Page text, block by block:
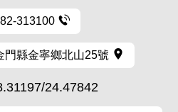
313100
門縣金寧鄉北山25號
24.47842